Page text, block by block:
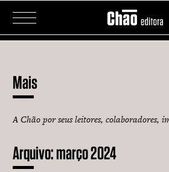
Guerra contra Palmares
Ingleses no Brasil
Páginas de recordações
Dias ensolarados no Paraizo
Mais
A Chão por seus leitores, colaboradores,
Arquivo:março 2024